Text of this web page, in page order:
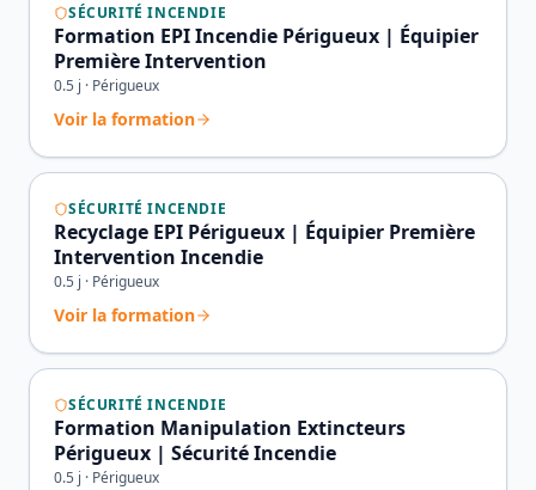
SÉCURITÉ INCENDIE
Formation EPI Incendie Périgueux | Équipier
Première Intervention
0.5 j · Périgueux
Voir la formation
SÉCURITÉ INCENDIE
Recyclage EPI Périgueux | Équipier Première
Intervention Incendie
0.5 j · Périgueux
Voir la formation
SÉCURITÉ INCENDIE
Formation Manipulation Extincteurs
Périgueux | Sécurité Incendie
0.5 j · Périgueux